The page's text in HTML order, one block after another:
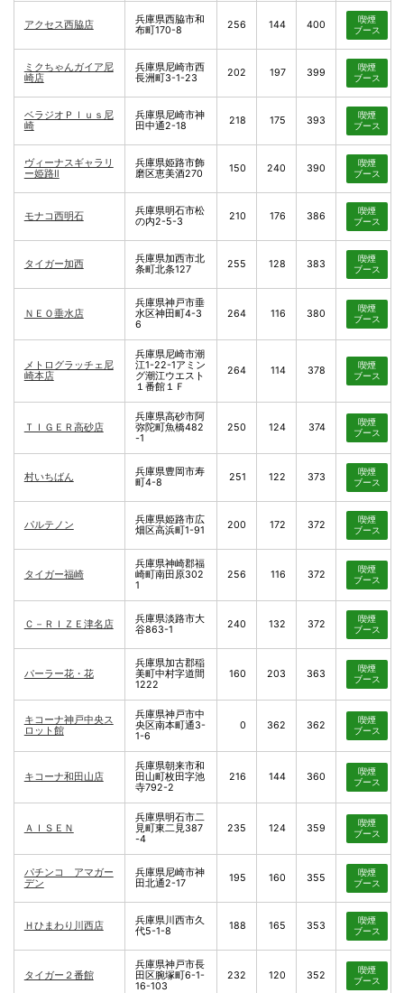
アクセス西脇店
兵庫県西脇市和
布町170-8
256 144 400
喫煙
ブース
ミクちゃんガイア尼
崎店
兵庫県尼崎市西
長洲町3-1-23
202 197 399
喫煙
ブース
ベラジオＰｌｕｓ尼
崎
兵庫県尼崎市神
田中通2-18
218 175 393
喫煙
ブース
ヴィーナスギャラリ
ー姫路Ⅱ
兵庫県姫路市飾
磨区恵美酒270
150 240 390
喫煙
ブース
モナコ西明石
兵庫県明石市松
の内2-5-3
210 176 386
喫煙
ブース
タイガー加西
兵庫県加西市北
条町北条127
255 128 383
喫煙
ブース
ＮＥＯ垂水店
兵庫県神戸市垂
水区神田町4-3
6
264 116 380
喫煙
ブース
メトログラッチェ尼
崎本店
兵庫県尼崎市潮
江1-22-1アミン
グ潮江ウエスト
１番館１Ｆ
264 114 378
喫煙
ブース
ＴＩＧＥＲ高砂店
兵庫県高砂市阿
弥陀町魚橋482
-1
250 124 374
喫煙
ブース
村いちばん
兵庫県豊岡市寿
町4-8
251 122 373
喫煙
ブース
パルテノン
兵庫県姫路市広
畑区高浜町1-91
200 172 372
喫煙
ブース
タイガー福崎
兵庫県神崎郡福
崎町南田原302
1
256 116 372
喫煙
ブース
Ｃ－ＲＩＺＥ津名店
兵庫県淡路市大
谷863-1
240 132 372
喫煙
ブース
パーラー花・花
兵庫県加古郡稲
美町中村字道間
1222
160 203 363
喫煙
ブース
キコーナ神戸中央ス
ロット館
兵庫県神戸市中
央区南本町通3-
1-6
0 362 362
喫煙
ブース
キコーナ和田山店
兵庫県朝来市和
田山町枚田字池
寺792-2
216 144 360
喫煙
ブース
ＡＩＳＥＮ
兵庫県明石市二
見町東二見387
-4
235 124 359
喫煙
ブース
パチンコ アマガー
デン
兵庫県尼崎市神
田北通2-17
195 160 355
喫煙
ブース
Ｈひまわり川西店
兵庫県川西市久
代5-1-8
188 165 353
喫煙
ブース
タイガー２番館
兵庫県神戸市長
田区腕塚町6-1-
16-103
232 120 352
喫煙
ブース